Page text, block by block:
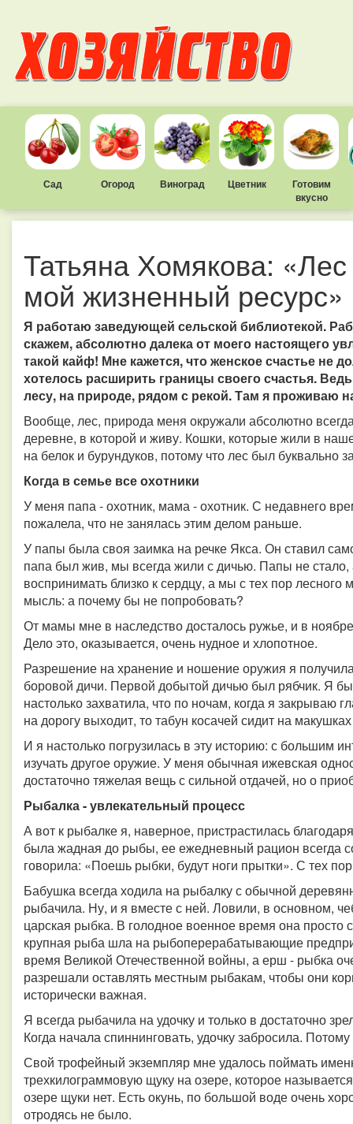
Сад Огород Виноград Цветник
Готовим
вкусно
Татьяна Хомякова:
мой жизненный ресурс»
Я работаю заведующей сельской библиотекой.
скажем, абсолютно далека от моего настоящего
такой кайф! Мне кажется, что женское счастье не
хотелось расширить границы своего счастья.
лесу, на природе, рядом с рекой. Там я проживаю
Вообще, лес, природа меня окружали абсолютно
деревне, в которой и живу. Кошки, которые жили в
на белок и бурундуков, потому что лес был буквально
Когда в семье все охотники
У меня папа - охотник, мама - охотник. С недавнего
пожалела, что не занялась этим делом раньше.
У папы была своя заимка на речке Якса. Он ставил
папа был жив, мы всегда жили с дичью. Папы не стало,
воспринимать близко к сердцу, а мы с тех пор
мысль: а почему бы не попробовать?
От мамы мне в наследство досталось ружье, и в
Дело это, оказывается, очень нудное и хлопотное.
Разрешение на хранение и ношение оружия я
боровой дичи. Первой добытой дичью был рябчик. Я
настолько захватила, что по ночам, когда я закрываю
на дорогу выходит, то табун косачей сидит на
И я настолько погрузилась в эту историю: с большим
изучать другое оружие. У меня обычная ижевская
достаточно тяжелая вещь с сильной отдачей, но о
Рыбалка - увлекательный процесс
А вот к рыбалке я, наверное, пристрастилась
была жадная до рыбы, ее ежедневный рацион всегда
говорила: «Поешь рыбки, будут ноги прытки». С тех
Бабушка всегда ходила на рыбалку с обычной
рыбачила. Ну, и я вместе с ней. Ловили, в основном,
царская рыбка. В голодное военное время она
крупная рыба шла на рыбоперерабатывающие
время Великой Отечественной войны, а ерш - рыбка
разрешали оставлять местным рыбакам, чтобы они
исторически важная.
Я всегда рыбачила на удочку и только в достаточно
Когда начала спиннинговать, удочку забросила.
Свой трофейный экземпляр мне удалось поймать
трехкилограммовую щуку на озере, которое
озере щуки нет. Есть окунь, по большой воде очень
отродясь не было.